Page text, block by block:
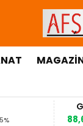
GÜMÜŞ
1,07%